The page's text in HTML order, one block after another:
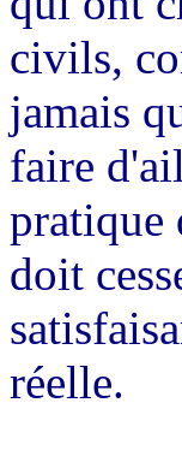
civils,
jamais
faire
pratique
doit
réelle.